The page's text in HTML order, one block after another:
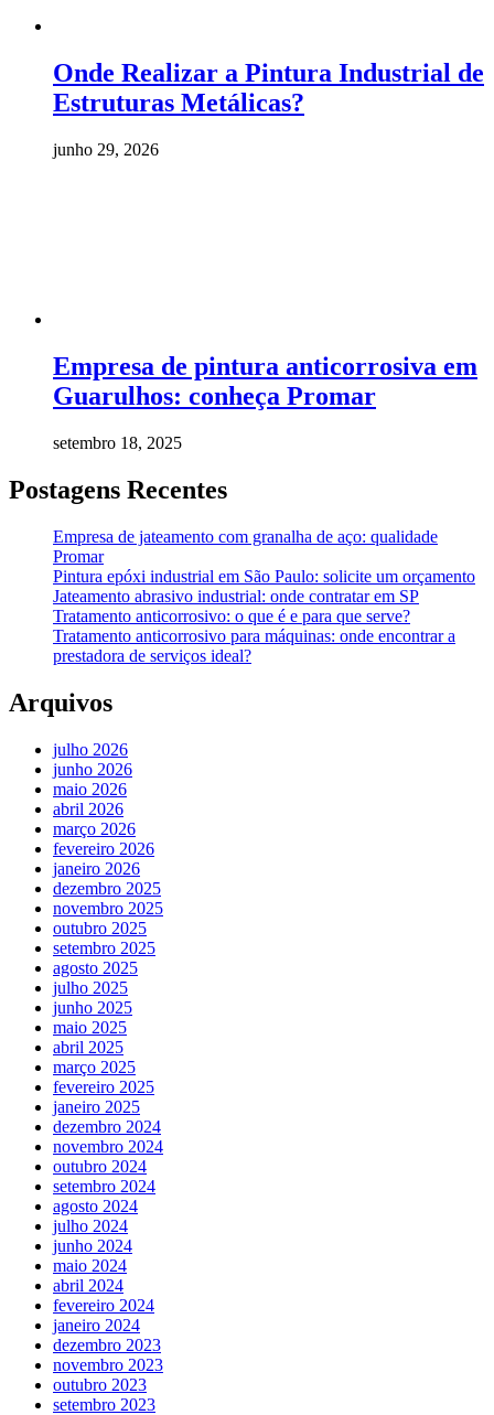
Onde Realizar a Pintura Industrial de
Estruturas Metálicas?
junho 29, 2026
Empresa de pintura anticorrosiva em
Guarulhos: conheça Promar
setembro 18, 2025
Postagens Recentes
Empresa de jateamento com granalha de aço: qualidade
Promar
Pintura epóxi industrial em São Paulo: solicite um orçamento
Jateamento abrasivo industrial: onde contratar em SP
Tratamento anticorrosivo: o que é e para que serve?
Tratamento anticorrosivo para máquinas: onde encontrar a
prestadora de serviços ideal?
Arquivos
julho 2026
junho 2026
maio 2026
abril 2026
março 2026
fevereiro 2026
janeiro 2026
dezembro 2025
novembro 2025
outubro 2025
setembro 2025
agosto 2025
julho 2025
junho 2025
maio 2025
abril 2025
março 2025
fevereiro 2025
janeiro 2025
dezembro 2024
novembro 2024
outubro 2024
setembro 2024
agosto 2024
julho 2024
junho 2024
maio 2024
abril 2024
fevereiro 2024
janeiro 2024
dezembro 2023
novembro 2023
outubro 2023
setembro 2023